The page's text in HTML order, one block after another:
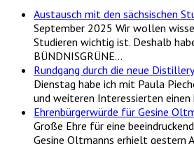
Austausch mit den sächsischen
September 2025 Wir wollen
Studieren wichtig ist. Deshalb
BÜNDNISGRÜNE…
Rundgang durch die neue Distillery
Dienstag habe ich mit Paula
und weiteren Interessierten einen
Ehrenbürgerwürde für Gesine
Große Ehre für eine
Gesine Oltmanns erhielt gestern